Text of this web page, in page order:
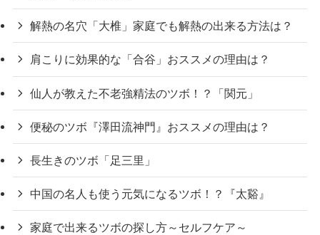
解熱の名穴「大椎」家庭でも解熱の出来る方法は？
肩こりに効果的な「合谷」おススメの理由は？
仙人が教えた不老強精法のツボ！？「関元」
便秘のツボ『澤田流神門』おススメの理由は？
長生きのツボ「足三里」
中国の名人も使う元気になるツボ！？『太谿』
家庭で出来るツボの探し方～セルフケア～